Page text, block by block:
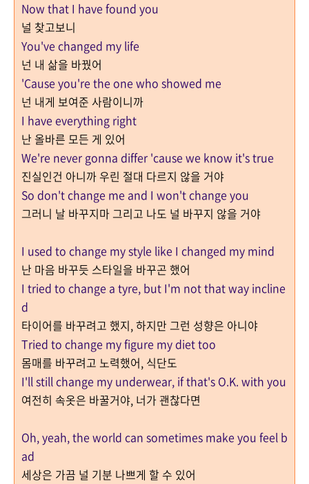
Now that I have found you
널 찾고보니
You've changed my life
넌 내 삶을 바꿨어
'Cause you're the one who showed me
넌 내게 보여준 사람이니까
I have everything right
난 올바른 모든 게 있어
We're never gonna differ 'cause we know it's true
진실인건 아니까 우린 절대 다르지 않을 거야
So don't change me and I won't change you
그러니 날 바꾸지마 그리고 나도 널 바꾸지 않을 거야
I used to change my style like I changed my mind
난 마음 바꾸듯 스타일을 바꾸곤 했어
I tried to change a tyre, but I'm not that way incline
d
타이어를 바꾸려고 했지, 하지만 그런 성향은 아니야
Tried to change my figure my diet too
몸매를 바꾸려고 노력했어, 식단도
I'll still change my underwear, if that's O.K. with you
여전히 속옷은 바꿀거야, 너가 괜찮다면
Oh, yeah, the world can sometimes make you feel b
ad
세상은 가끔 널 기분 나쁘게 할 수 있어